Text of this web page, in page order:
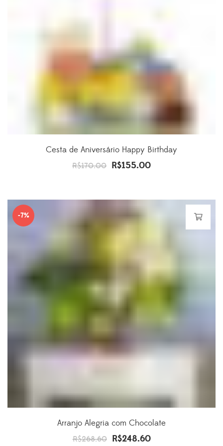
Cesta de Aniversário Happy Birthday
R$170.00
O
R$170.00.
R$155.00O
-7%
Arranjo Alegria com Chocolate
R$268.60
O
R$248.60O